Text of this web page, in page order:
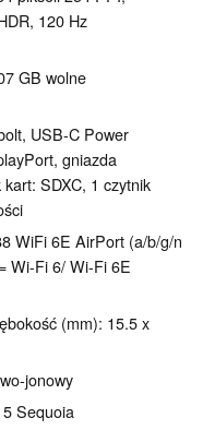
120 Hz
GB wolne
USB-C Power
gniazda
SDXC, 1 czytnik
WiFi 6E AirPort (a/b/g/n
Wi-Fi 6/ Wi-Fi 6E
(mm): 15.5 x
jonowy
Sequoia